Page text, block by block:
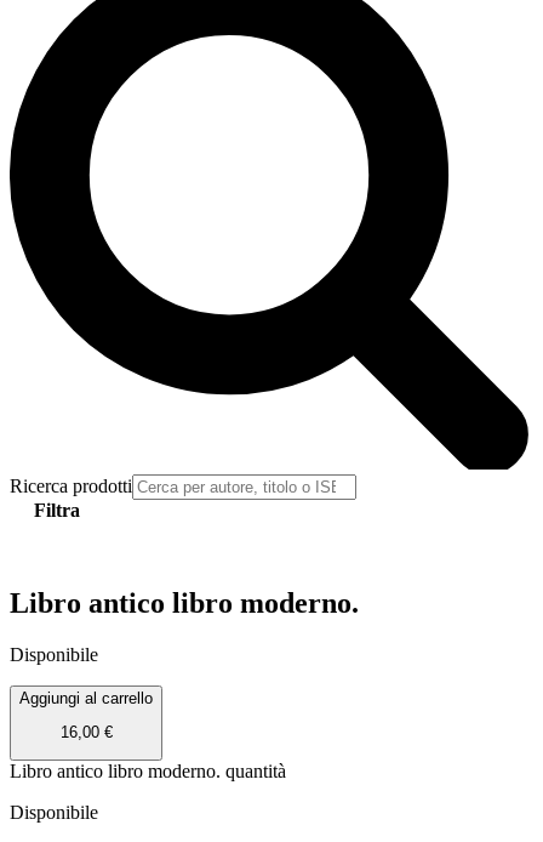
Ricerca prodotti
Filtra
Libro antico libro moderno.
Disponibile
Aggiungi al carrello
16,00 €
Libro antico libro moderno. quantità
Disponibile